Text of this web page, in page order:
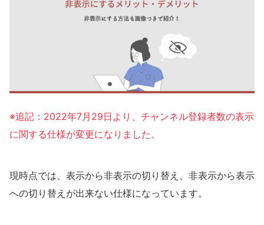
※追記：2022年7月29日より、チャンネル登録者数の表示
に関する仕様が変更になりました。
現時点では、表示から非表示の切り替え、非表示から表示
への切り替えが出来ない仕様になっています。